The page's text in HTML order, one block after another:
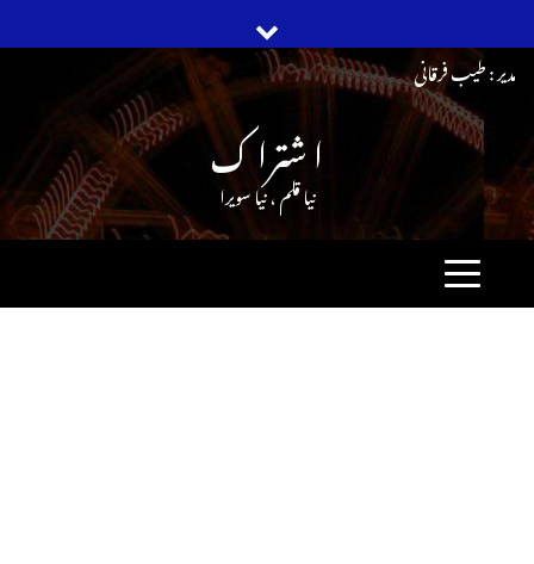
content
مدیر : طیب فرقانی
ا شترا ک
نیا قلم ، نیا سویرا